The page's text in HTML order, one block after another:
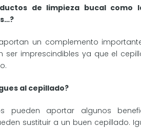
de limpieza bucal como
un complemento
imprescindibles ya que el
al cepillado?
pueden aportar algunos
sustituir a un buen cepillado.